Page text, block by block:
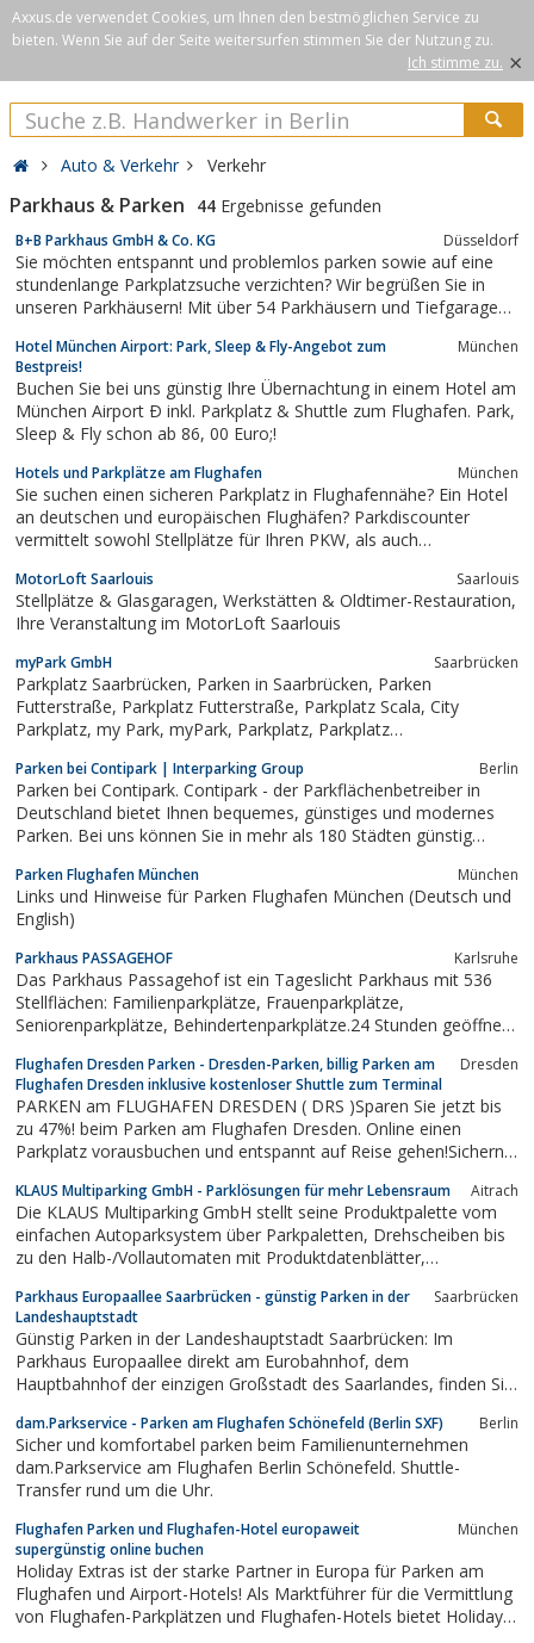
Axxus.de verwendet Cookies, um Ihnen den bestmöglichen Service zu
bieten. Wenn Sie auf der Seite weitersurfen stimmen Sie der Nutzung zu.
Ich stimme zu. ×
Auto & Verkehr Verkehr
Parkhaus & Parken 44 Ergebnisse gefunden
B+B Parkhaus GmbH & Co. KG Düsseldorf
Sie möchten entspannt und problemlos parken sowie auf eine
stundenlange Parkplatzsuche verzichten? Wir begrüßen Sie in
unseren Parkhäusern! Mit über 54 Parkhäusern und Tiefgaragen
Ihrer Nähe.
Hotel München Airport: Park, Sleep & Fly-Angebot zum
Bestpreis!
München
Buchen Sie bei uns günstig Ihre Übernachtung in einem Hotel am
München Airport Ð inkl. Parkplatz & Shuttle zum Flughafen. Park,
Sleep & Fly schon ab 86, 00 Euro;!
Hotels und Parkplätze am Flughafen München
Sie suchen einen sicheren Parkplatz in Flughafennähe? Ein Hotel
an deutschen und europäischen Flughäfen? Parkdiscounter
vermittelt sowohl Stellplätze für Ihren PKW, als auch
Parkplätze und 120 Hotels. Die online zu buchenden Stellplätze
sind beschrieben, ein...
MotorLoft Saarlouis Saarlouis
Stellplätze & Glasgaragen, Werkstätten & Oldtimer-Restauration,
Ihre Veranstaltung im MotorLoft Saarlouis
myPark GmbH Saarbrücken
Parkplatz Saarbrücken, Parken in Saarbrücken, Parken
Futterstraße, Parkplatz Futterstraße, Parkplatz Scala, City
Parkplatz, my Park, myPark, Parkplatz, Parkplatz
Parken bei Contipark | Interparking Group Berlin
Parken bei Contipark. Contipark - der Parkflächenbetreiber in
Deutschland bietet Ihnen bequemes, günstiges und modernes
Parken. Bei uns können Sie in mehr als 180 Städten günstig
München. Contipark - Ihr Anbieter für: Parkhaus, Tiefgarage,
Parkplatz,...
Parken Flughafen München München
Links und Hinweise für Parken Flughafen München (Deutsch und
English)
Parkhaus PASSAGEHOF Karlsruhe
Das Parkhaus Passagehof ist ein Tageslicht Parkhaus mit 536
Stellflächen: Familienparkplätze, Frauenparkplätze,
Seniorenparkplätze, Behindertenparkplätze.24 Stunden geöffnet,
geeignetSicherheit: 60 ÜberwachsungskamerasÜber Ruftaste an
Parkautomaten - 24-Stunden...
Flughafen Dresden Parken - Dresden-Parken, billig Parken am
Flughafen Dresden inklusive kostenloser Shuttle zum Terminal
Dresden
PARKEN am FLUGHAFEN DRESDEN ( DRS )Sparen Sie jetzt bis
zu 47%! beim Parken am Flughafen Dresden. Online einen
Parkplatz vorausbuchen und entspannt auf Reise gehen!Sichern
mit kostenfreiem, individuellen 24 h-Komfort-Shuttle-Service für
Sie und Ihr Gepäck...
KLAUS Multiparking GmbH - Parklösungen für mehr Lebensraum Aitrach
Die KLAUS Multiparking GmbH stellt seine Produktpalette vom
einfachen Autoparksystem über Parkpaletten, Drehscheiben bis
zu den Halb-/Vollautomaten mit Produktdatenblätter,
Parkhaus Europaallee Saarbrücken - günstig Parken in der
Landeshauptstadt
Saarbrücken
Günstig Parken in der Landeshauptstadt Saarbrücken: Im
Parkhaus Europaallee direkt am Eurobahnhof, dem
Hauptbahnhof der einzigen Großstadt des Saarlandes, finden Sie
dam.Parkservice - Parken am Flughafen Schönefeld (Berlin SXF) Berlin
Sicher und komfortabel parken beim Familienunternehmen
dam.Parkservice am Flughafen Berlin Schönefeld. Shuttle-
Transfer rund um die Uhr.
Flughafen Parken und Flughafen-Hotel europaweit
supergünstig online buchen
München
Holiday Extras ist der starke Partner in Europa für Parken am
Flughafen und Airport-Hotels! Als Marktführer für die Vermittlung
von Flughafen-Parkplätzen und Flughafen-Hotels bietet Holiday